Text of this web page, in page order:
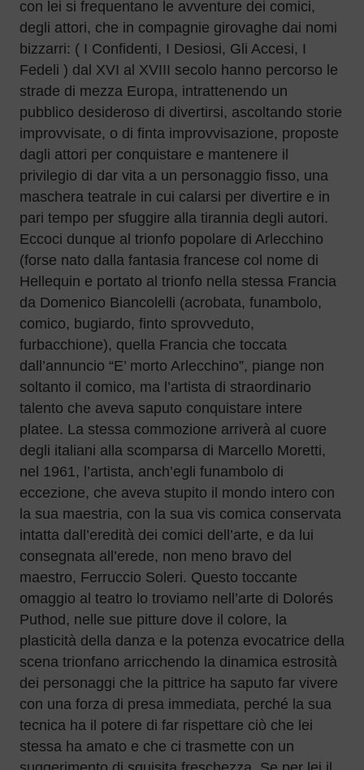
con lei si frequentano le avventure dei comici,
degli attori, che in compagnie girovaghe dai nomi
bizzarri: ( I Confidenti, I Desiosi, Gli Accesi, I
Fedeli ) dal XVI al XVIII secolo hanno percorso le
strade di mezza Europa, intrattenendo un
pubblico desideroso di divertirsi, ascoltando storie
improvvisate, o di finta improvvisazione, proposte
dagli attori per conquistare e mantenere il
privilegio di dar vita a un personaggio fisso, una
maschera teatrale in cui calarsi per divertire e in
pari tempo per sfuggire alla tirannia degli autori.
Eccoci dunque al trionfo popolare di Arlecchino
(forse nato dalla fantasia francese col nome di
Hellequin e portato al trionfo nella stessa Francia
da Domenico Biancolelli (acrobata, funambolo,
comico, bugiardo, finto sprovveduto,
furbacchione), quella Francia che toccata
dall’annuncio “E’ morto Arlecchino”, piange non
soltanto il comico, ma l’artista di straordinario
talento che aveva saputo conquistare intere
platee. La stessa commozione arriverà al cuore
degli italiani alla scomparsa di Marcello Moretti,
nel 1961, l’artista, anch’egli funambolo di
eccezione, che aveva stupito il mondo intero con
la sua maestria, con la sua vis comica conservata
intatta dall’eredità dei comici dell’arte, e da lui
consegnata all’erede, non meno bravo del
maestro, Ferruccio Soleri. Questo toccante
omaggio al teatro lo troviamo nell’arte di Dolorés
Puthod, nelle sue pitture dove il colore, la
plasticità della danza e la potenza evocatrice della
scena trionfano arricchendo la dinamica estrosità
dei personaggi che la pittrice ha saputo far vivere
con una forza di presa immediata, perché la sua
tecnica ha il potere di far rispettare ciò che lei
stessa ha amato e che ci trasmette con un